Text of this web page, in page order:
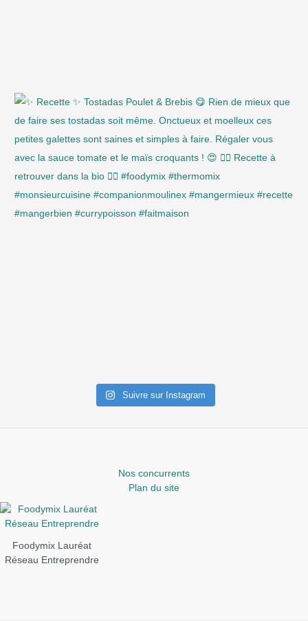
Suivre sur Instagram
Nos concurrents
Plan du site
Foodymix Lauréat
Réseau Entreprendre